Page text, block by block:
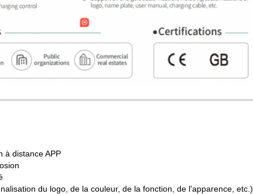
à distance APP
du logo, de la couleur, de la fonction, de l'apparence, etc.)